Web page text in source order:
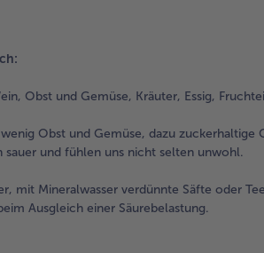
Obst und Gemüse, Kräuter, Essig,
Obst und Gemüse, dazu
sauer und fühlen uns nicht selten unwohl.
mit Mineralwasser verdünnte Säfte oder
Ausgleich einer Säurebelastung.